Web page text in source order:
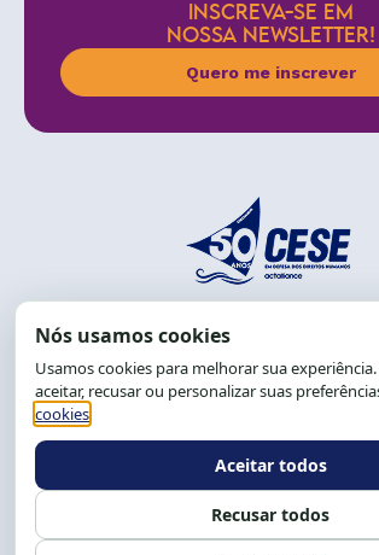
INSCREVA-SE EM
NOSSA NEWSLETTER!
Quero me inscrever
End.: R. da Graça, 150. Graça
CEP: 40.150-055
Salvador-BA, Brasil.
Tel.: (71) 2104-5457, Cel.: (71) 9 9239-
Expediente: 8h às 12h e 13 às
Siga nossas redes